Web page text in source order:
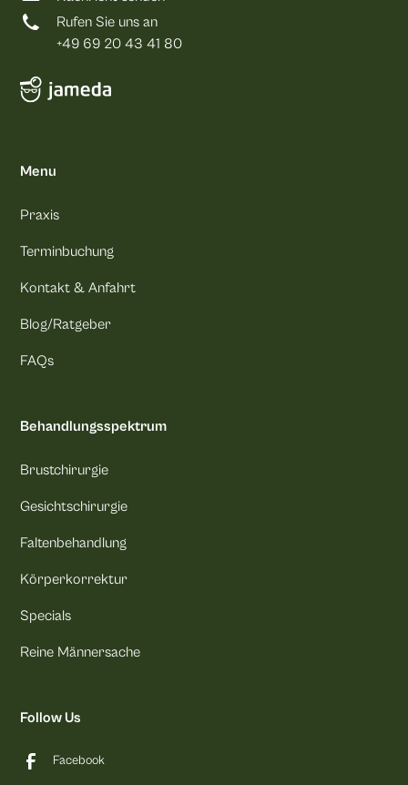
Rufen Sie uns an
+49 69 20 43 41 80
Menu
Praxis
Terminbuchung
Kontakt & Anfahrt
Blog/Ratgeber
FAQs
Behandlungsspektrum
Brustchirurgie
Gesichtschirurgie
Faltenbehandlung
Körperkorrektur
Specials
Reine Männersache
Follow Us
Facebook